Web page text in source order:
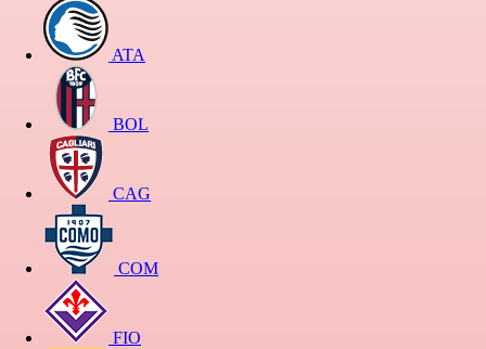
ATA
BOL
CAG
COM
FIO